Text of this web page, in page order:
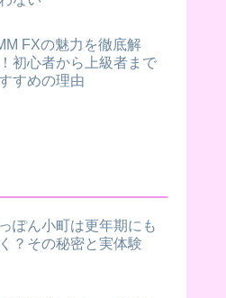
FXの魅力を徹底解
初心者から上級者まで
すめの理由
ぽん小町は更年期にも
？その秘密と実体験